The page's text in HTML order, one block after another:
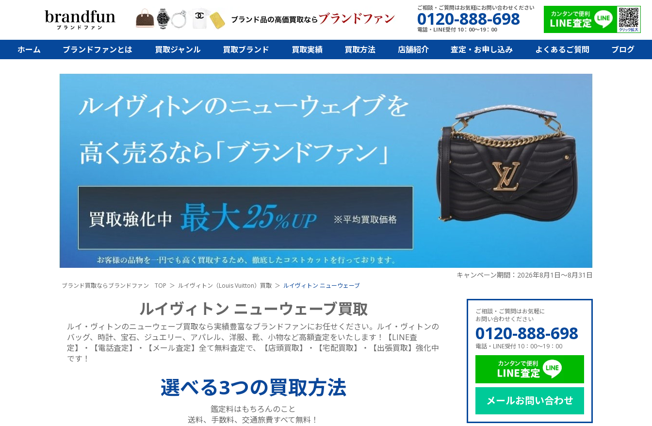
ご相談・ご質問はお気軽にお問い合わせください
0120-888-698
電話・LINE受付 10：00～19：00
ホーム ブランドファンとは 買取ジャンル 買取ブランド 買取実績 買取方法 店舗紹介 査定・お申し込み よくあるご質問 ブログ
キャンペーン期間：2026年8月1日～8月31日
ブランド買取ならブランドファン TOP ルイヴィトン（Louis Vuitton）買取 ルイヴィトン ニューウェーブ
ルイヴィトン ニューウェーブ買取
ルイ・ヴィトンのニューウェーブ買取なら実績豊富なブランドファンにお任せください。ルイ・ヴィトンの
バッグ、時計、宝石、ジュエリー、アパレル、洋服、靴、小物など高額査定をいたします！【LINE査
定】・【電話査定】・【メール査定】全て無料査定で、【店頭買取】・【宅配買取】・【出張買取】強化中
です！
選べる3つの買取方法
鑑定料はもちろんのこと
送料、手数料、交通旅費すべて無料！
ご相談・ご質問はお気軽に
お問い合わせください
0120-888-698
電話・LINE受付 10：00～19：00
メールお問い合わせ